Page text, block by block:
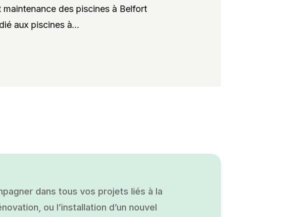
maintenance des piscines à Belfort
aux piscines à...
dans tous vos projets liés à la
ou l’installation d’un nouvel